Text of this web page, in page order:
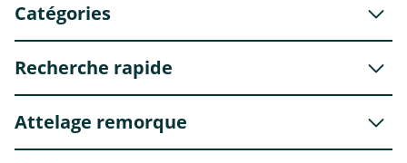
Catégories
Recherche rapide
Attelage remorque